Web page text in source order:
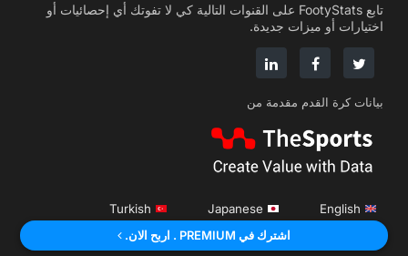
تابع FootyStats على القنوات التالية كي لا تفوتك أي إحصائيات أو
اختيارات أو ميزات جديدة.
بيانات كرة القدم مقدمة من
English
Japanese
Turkish
Korean
Russian
اشترك في PREMIUM . اربح الان.